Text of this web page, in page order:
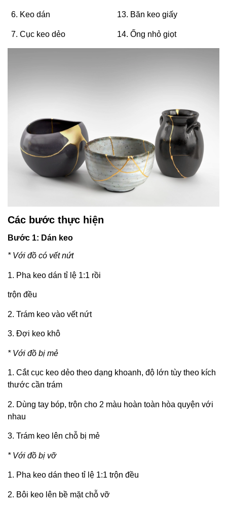
6. Keo dán
7. Cục keo dẻo
13. Băn keo giấy
14. Ống nhỏ giọt
Các bước thực hiện
Bước 1: Dán keo
* Với đồ có vết nứt
1. Pha keo dán tỉ lệ 1:1 rồi
trộn đều
2. Trám keo vào vết nứt
3. Đợi keo khô
* Với đồ bị mẻ
1. Cắt cục keo dẻo theo dạng khoanh, độ lớn tùy theo kích
thước cần trám
2. Dùng tay bóp, trộn cho 2 màu hoàn toàn hòa quyện với
nhau
3. Trám keo lên chỗ bị mẻ
* Với đồ bị vỡ
1. Pha keo dán theo tỉ lệ 1:1 trộn đều
2. Bôi keo lên bề mặt chỗ vỡ